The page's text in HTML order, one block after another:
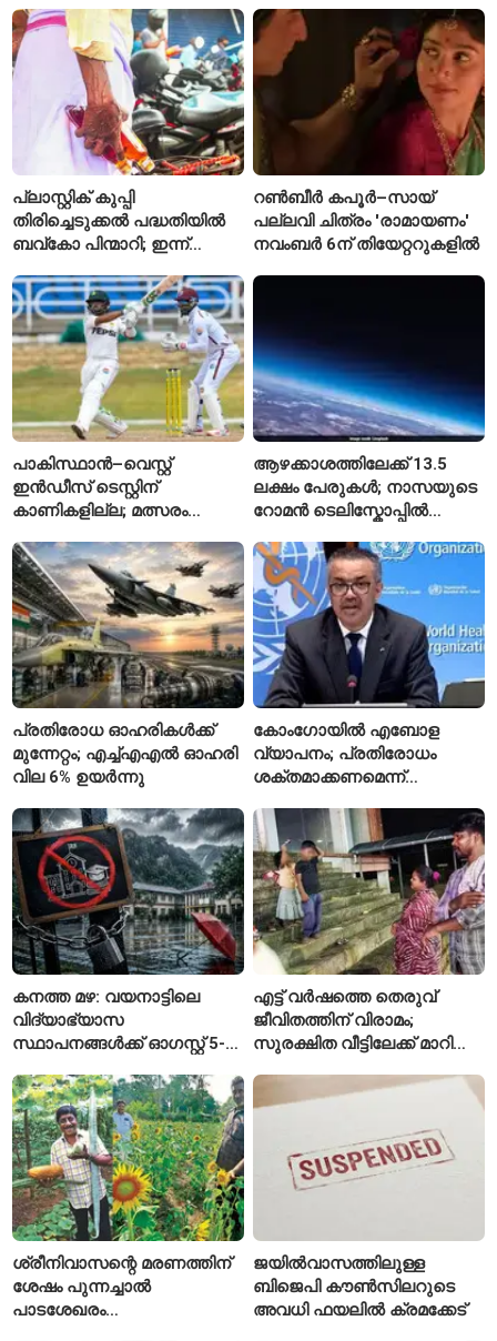
കാരണമായേക്കുമെന്ന്
റിപ്പോർട്ട്
പ്ലാസ്റ്റിക് കുപ്പി
തിരിച്ചെടുക്കൽ പദ്ധതിയിൽ
ബവ്കോ പിന്മാറി; ഇന്ന്
സ്വീകരിക്കില്ല
റൺബീർ കപൂർ–സായ്
പല്ലവി ചിത്രം 'രാമായണം'
നവംബർ 6ന് തിയേറ്ററുകളിൽ
പാകിസ്ഥാൻ–വെസ്റ്റ്
ഇൻഡീസ് ടെസ്റ്റിന്
കാണികളില്ല; മത്സരം
പരിഹാസവിഷയം
ആഴക്കാശത്തിലേക്ക് 13.5
ലക്ഷം പേരുകൾ; നാസയുടെ
റോമൻ ടെലിസ്കോപ്പിൽ
പ്രതിരോധ ഓഹരികൾക്ക്
മുന്നേറ്റം; എച്ച്എഎൽ ഓഹരി
വില 6% ഉയർന്നു
കോംഗോയിൽ എബോള
വ്യാപനം; പ്രതിരോധം
ശക്തമാക്കണമെന്ന്
കനത്ത മഴ: വയനാട്ടിലെ
വിദ്യാഭ്യാസ
സ്ഥാപനങ്ങൾക്ക് ഓഗസ്റ്റ് 5-ന്
എട്ട് വർഷത്തെ തെരുവ്
ജീവിതത്തിന് വിരാമം;
സുരക്ഷിത വീട്ടിലേക്ക് മാറി
ശ്രീനിവാസന്റെ മരണത്തിന്
ശേഷം പുന്നച്ചാൽ
പാടശേഖരം
ജയിൽവാസത്തിലുള്ള
ബിജെപി കൗൺസിലറുടെ
അവധി ഫയലിൽ ക്രമക്കേട്